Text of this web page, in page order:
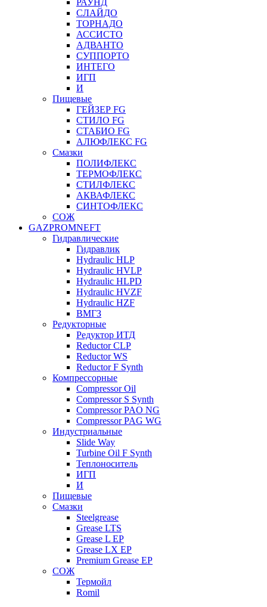
РАУНД
СЛАЙДО
ТОРНАДО
АССИСТО
АДВАНТО
СУППОРТО
ИНТЕГО
ИГП
И
Пищевые
ГЕЙЗЕР FG
СТИЛО FG
СТАБИО FG
АЛЮФЛЕКС FG
Смазки
ПОЛИФЛЕКС
ТЕРМОФЛЕКС
СТИЛФЛЕКС
АКВАФЛЕКС
СИНТОФЛЕКС
СОЖ
GAZPROMNEFT
Гидравлические
Гидравлик
Hydraulic HLP
Hydraulic HVLP
Hydraulic HLPD
Hydraulic HVZF
Hydraulic HZF
ВМГЗ
Редукторные
Редуктор ИТД
Reductor CLP
Reductor WS
Reductor F Synth
Компрессорные
Compressor Oil
Compressor S Synth
Compressor PAO NG
Compressor PAG WG
Индустриальные
Slide Way
Turbine Oil F Synth
Теплоноситель
ИГП
И
Пищевые
Смазки
Steelgrease
Grease LTS
Grease L EP
Grease LX EP
Premium Grease EP
СОЖ
Термойл
Romil